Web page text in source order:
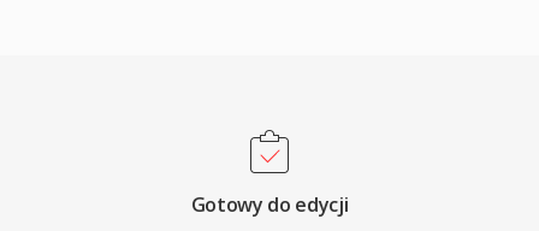
standardowy WAV nie stosuje kompresji,
przechowywane dane sa dokladna cyfrowa
reprezentacja oryginalnego nagrania, co czyni
Gotowy do edycji